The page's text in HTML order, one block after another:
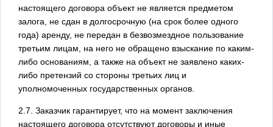
настоящего договора объект не является предметом
залога, не сдан в долгосрочную (на срок более одного
года) аренду, не передан в безвозмездное пользование
третьим лицам, на него не обращено взыскание по каким-
либо основаниям, а также на объект не заявлено каких-
либо претензий со стороны третьих лиц и
уполномоченных государственных органов.
2.7. Заказчик гарантирует, что на момент заключения
настоящего договора отсутствуют договоры и иные